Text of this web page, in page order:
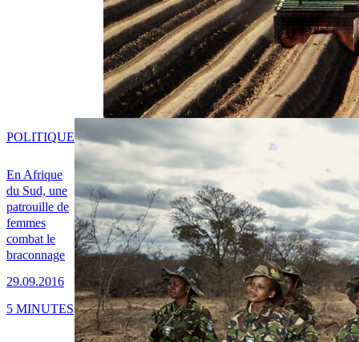
En Afrique
du Sud, une
patrouille de
femmes
combat le
braconnage
29.09.2016
POLITIQUE
5 MINUTES